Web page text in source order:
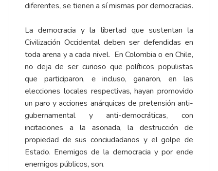
diferentes, se tienen a sí mismas por democracias.
La democracia y la libertad que sustentan la
Civilización Occidental deben ser defendidas en
toda arena y a cada nivel. En Colombia o en Chile,
no deja de ser curioso que políticos populistas
que participaron, e incluso, ganaron, en las
elecciones locales respectivas, hayan promovido
un paro y acciones anárquicas de pretensión anti-
gubernamental y anti-democráticas, con
incitaciones a la asonada, la destrucción de
propiedad de sus conciudadanos y el golpe de
Estado. Enemigos de la democracia y por ende
enemigos públicos, son.